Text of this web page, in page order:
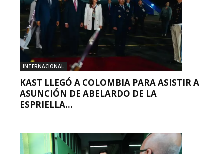
INTERNACIONAL
KAST LLEGÓ A COLOMBIA PARA ASISTIR A
ASUNCIÓN DE ABELARDO DE LA
ESPRIELLA...